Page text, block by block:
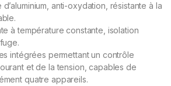
anti-oxydation, résistante à la
à température constante, isolation
intégrées permettant un contrôle
et de la tension, capables de
quatre appareils.